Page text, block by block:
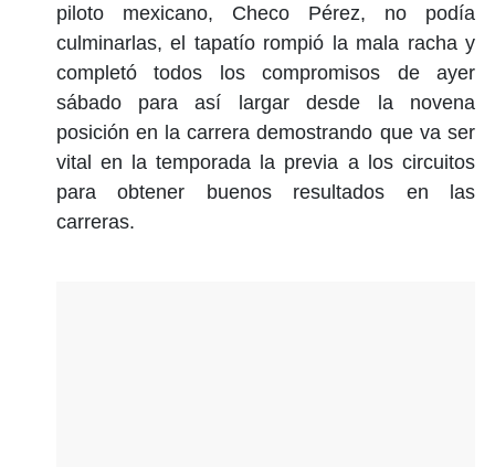
piloto mexicano, Checo Pérez, no podía
culminarlas, el tapatío rompió la mala racha y
completó todos los compromisos de ayer
sábado para así largar desde la novena
posición en la carrera demostrando que va ser
vital en la temporada la previa a los circuitos
para obtener buenos resultados en las
carreras.